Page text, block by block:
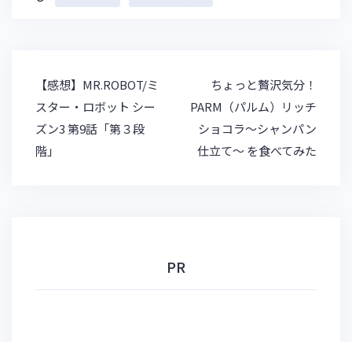
y
投
稿
ナ
ビ
ゲ
【感想】MR.ROBOT/ミ
スター・ロボット シー
ズン3 第9話「第３段
階」
ちょっと贅沢気分！
PARM（パルム）リッチ
ショコラ～シャンパン
仕立て～ を食べてみた
PR